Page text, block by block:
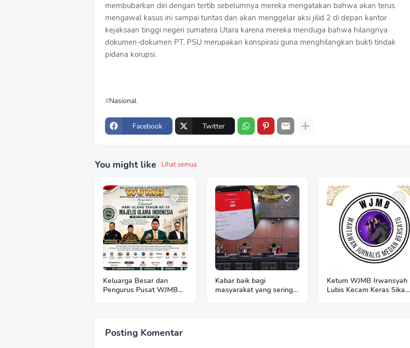
membubarkan diri dengan tertib sebelumnya mereka mengatakan bahwa akan terus
mengawal kasus ini sampai tuntas dan akan menggelar aksi jilid 2 di depan kantor
kejaksaan tinggi negeri sumatera Utara karena mereka menduga bahwa hilangnya
dokumen-dokumen PT. PSU merupakan konspirasi guna menghilangkan bukti tindak
pidana korupsi.
Nasional
Facebook Twitter
You might like Lihat semua
Keluarga Besar dan
Pengurus Pusat WJMB
Kabar baik bagi
masyarakat yang sering
Ketum WJMB Irwansyah
Lubis Kecam Keras Sikap
Posting Komentar